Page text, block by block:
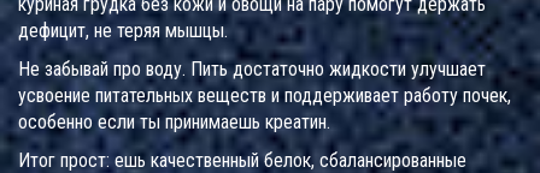
дефицит, не теряя мышцы.
Не забывай про воду. Пить достаточно жидкости улучшает
усвоение питательных веществ и поддерживает работу почек,
особенно если ты принимаешь креатин.
Итог прост: ешь качественный белок, сбалансированные